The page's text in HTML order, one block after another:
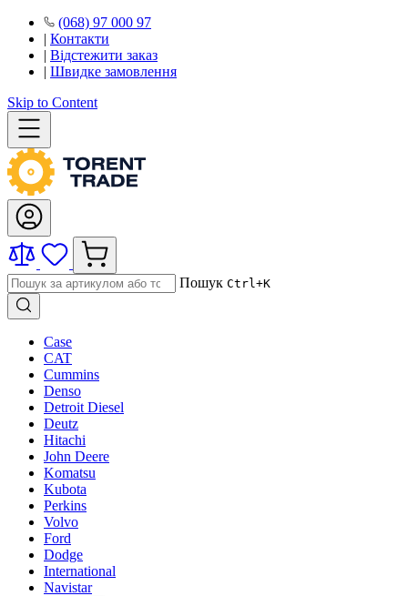
(068) 97 000 97
| Контакти
| Відстежити заказ
| Швидке замовлення
Skip to Content
Пошук Ctrl+K
Case
CAT
Cummins
Denso
Detroit Diesel
Deutz
Hitachi
John Deere
Komatsu
Kubota
Perkins
Volvo
Ford
Dodge
International
Navistar